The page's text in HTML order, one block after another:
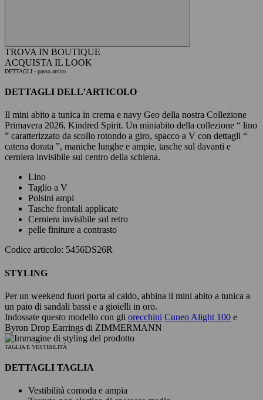
TROVA IN BOUTIQUE
ACQUISTA IL LOOK
DETTAGLI - passo attivo
DETTAGLI DELL’ARTICOLO
Il mini abito a tunica in crema e navy Geo della nostra Collezione
Primavera 2026, Kindred Spirit. Un miniabito della collezione “ lino
” caratterizzato da scollo rotondo a giro, spacco a V con dettagli “
catena dorata ”, maniche lunghe e ampie, tasche sul davanti e
cerniera invisibile sul centro della schiena.
Lino
Taglio a V
Polsini ampi
Tasche frontali applicate
Cerniera invisibile sul retro
pelle finiture a contrasto
Codice articolo: 5456DS26R
STYLING
Per un weekend fuori porta al caldo, abbina il mini abito a tunica a
un paio di sandali bassi e a gioielli in oro.
Indossate questo modello con gli orecchini Cuneo Alight 100 e
Byron Drop Earrings di ZIMMERMANN
TAGLIA E VESTIBILITÀ
DETTAGLI TAGLIA
Vestibilità comoda e ampia